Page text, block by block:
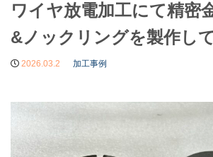
ワイヤ放電加工にて精密
&ノックリングを製作し
2026.03.2 加工事例